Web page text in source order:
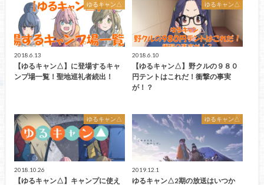
ゆるキャン△
2018.6.13
【ゆるキャン△】に登場するキャ
ンプ場一覧！聖地巡礼者続出！
ゆるキャン△
2018.6.10
【ゆるキャン△】野クルの９８０
円テントはこれだ！衝撃の事実
が！？
ゆるキャン△
2018.10.26
【ゆるキャン△】キャンプに使え
ゆるキャン△
2019.12.1
ゆるキャン△2期の放送はいつか